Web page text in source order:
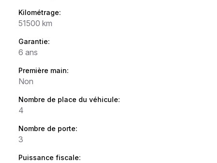
Kilométrage:
51500 km
Garantie:
6 ans
Première main:
Non
Nombre de place du véhicule:
4
Nombre de porte:
3
Puissance fiscale: